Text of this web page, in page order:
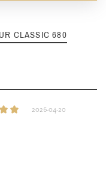
CLASSIC 680
2026-04-20